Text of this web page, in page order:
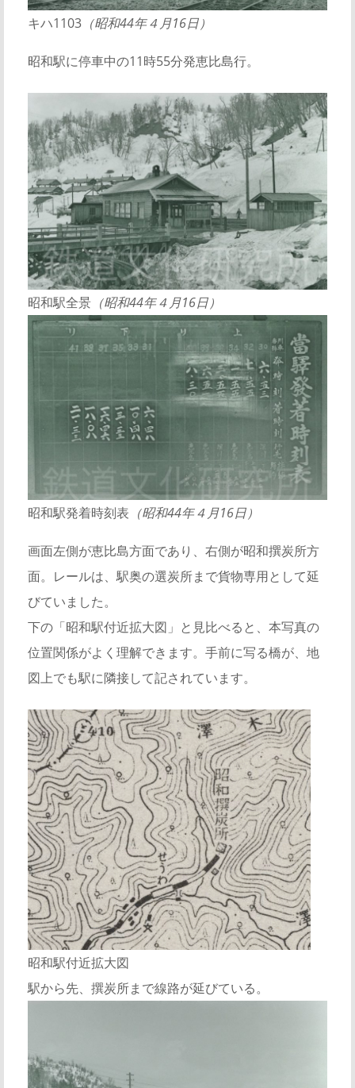
キハ1103 （昭和44年４月16日）
昭和駅に停車中の11時55分発恵比島行。
昭和駅全景 （昭和44年４月16日）
昭和駅発着時刻表 （昭和44年４月16日）
画面左側が恵比島方面であり、右側が昭和撰炭所方
面。レールは、駅奥の選炭所まで貨物専用として延
びていました。
下の「昭和駅付近拡大図」と見比べると、本写真の
位置関係がよく理解できます。手前に写る橋が、地
図上でも駅に隣接して記されています。
昭和駅付近拡大図
駅から先、撰炭所まで線路が延びている。